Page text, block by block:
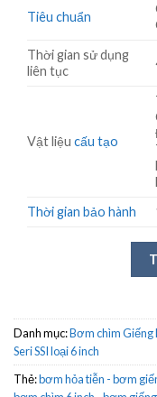
Tiêu chuẩn
Thời gian sử dụng
liên tục
Vật liệu cấu tạo
Thời gian bảo hành
Danh mục:Bơm chìm Giếng
Seri SSI loại 6 inch
Thẻ:bơm hỏa tiễn - bơm